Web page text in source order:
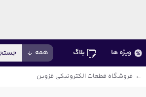
ویژه ها بلاگ همه
فروشگاه قطعات الکترونیکی قزوین